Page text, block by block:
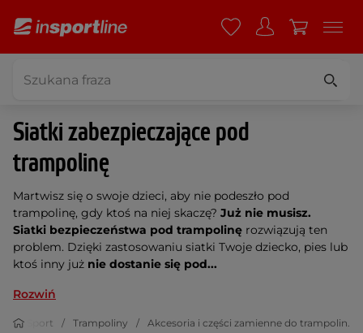
Siatki zabezpieczające pod
trampolinę
Martwisz się o swoje dzieci, aby nie podeszło pod
trampolinę, gdy ktoś na niej skaczę? Już nie musisz.
Siatki bezpieczeństwa pod trampolinę rozwiązują ten
problem. Dzięki zastosowaniu siatki Twoje dziecko, pies lub
ktoś inny już nie dostanie się pod...
Rozwiń
Sport Trampoliny Akcesoria i części zamienne do trampolin.